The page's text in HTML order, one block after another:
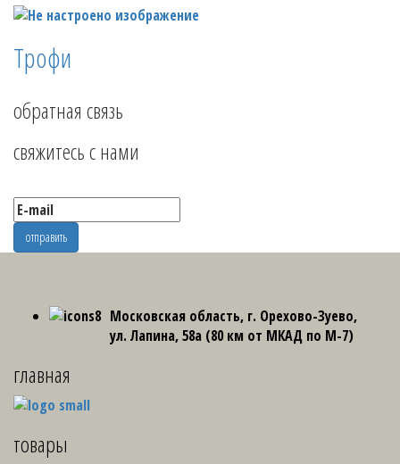
Трофи
обратная связь
свяжитесь с нами
Московская область, г. Орехово-Зуево,
ул. Лапина, 58а (80 км от МКАД по М-7)
главная
товары